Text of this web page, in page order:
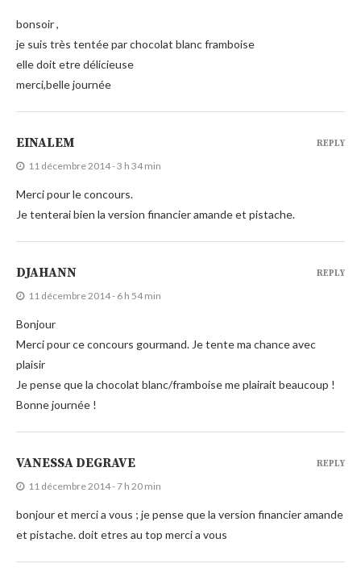
bonsoir ,
je suis très tentée par chocolat blanc framboise
elle doit etre délicieuse
merci,belle journée
EINALEM
11 décembre 2014 - 3 h 34 min
Merci pour le concours.
Je tenterai bien la version financier amande et pistache.
REPLY
DJAHANN
11 décembre 2014 - 6 h 54 min
Bonjour
Merci pour ce concours gourmand. Je tente ma chance avec
plaisir
Je pense que la chocolat blanc/framboise me plairait beaucoup !
Bonne journée !
REPLY
VANESSA DEGRAVE
11 décembre 2014 - 7 h 20 min
bonjour et merci a vous ; je pense que la version financier amande
et pistache. doit etres au top merci a vous
REPLY